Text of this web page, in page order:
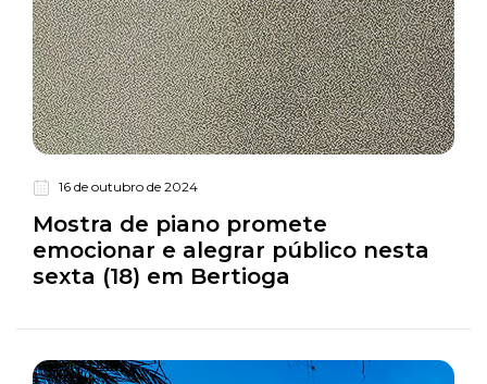
16 de outubro de 2024
Mostra de piano promete
emocionar e alegrar público nesta
sexta (18) em Bertioga